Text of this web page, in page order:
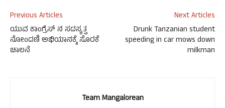
Previous Articles
ಯುವ ಕಾಂಗ್ರೆಸ್ ನ ಸದಸ್ಯತ್ವ
ನೋಂದಣಿ ಅಭಿಯಾನಕ್ಕೆ ಸೊರಕೆ
ಚಾಲನೆ
Next Articles
Drunk Tanzanian student
speeding in car mows down
milkman
Team Mangalorean